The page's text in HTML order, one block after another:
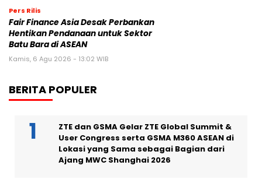
Pers Rilis
Fair Finance Asia Desak Perbankan
Hentikan Pendanaan untuk Sektor
Batu Bara di ASEAN
Kamis, 6 Agu 2026 - 13:02 WIB
BERITA POPULER
ZTE dan GSMA Gelar ZTE Global Summit &
User Congress serta GSMA M360 ASEAN di
Lokasi yang Sama sebagai Bagian dari
Ajang MWC Shanghai 2026